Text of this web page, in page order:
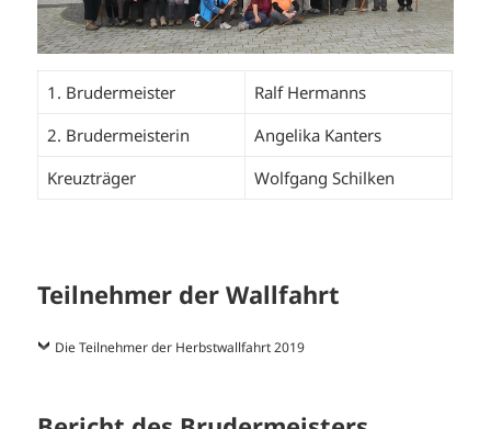
1. Brudermeister
Ralf Hermanns
2. Brudermeisterin
Angelika Kanters
Kreuzträger
Wolfgang Schilken
Teilnehmer der Wallfahrt
Die Teilnehmer der Herbstwallfahrt 2019